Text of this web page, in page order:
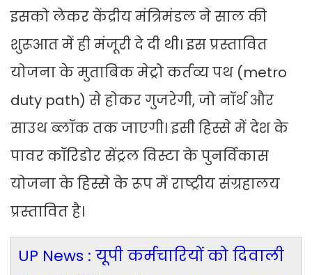
इसको लेकर केंद्रीय मंत्रिमंडल ने साल की
शुरूआत में ही मंजूरी दे दी थी। इस प्रस्तावित
योजना के मुताबिक मेट्रो कर्तव्य पथ (metro
duty path) से होकर गुजरेगी, जो नॉर्थ और
साउथ ब्लॉक तक जाएगी। इसी हिस्से में देश के
पावर कॉरिडोर सेंट्रल विस्टा के पुनर्विकास
योजना के हिस्से के रूप में राष्ट्रीय संग्रहालय
प्रस्तावित है।
UP News : यूपी कर्मचारियों को दिवाली